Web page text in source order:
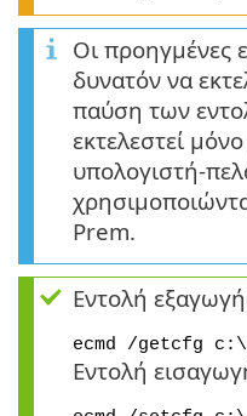
Οι προηγμένες
δυνατόν να
παύση των
εκτελεστεί
υπολογιστή-
Prem.
Εντολή
ecmd /getcfg
Εντολή